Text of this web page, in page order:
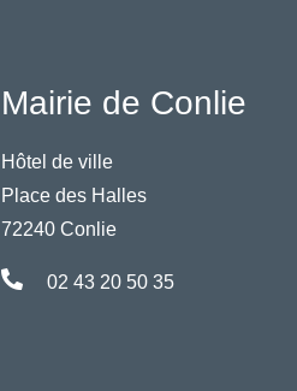
Mairie de Conlie
Hôtel de ville
Place des Halles
72240 Conlie
02 43 20 50 35